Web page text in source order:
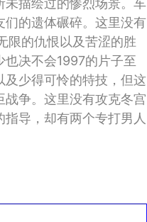
描绘过的惨烈场景。车
们的遗体碾碎。这里没有
限的仇恨以及苦涩的胜
决不会1997的片子至
少得可怜的特技，但这
争。这里没有攻克冬宫
导，却有两个专打男人